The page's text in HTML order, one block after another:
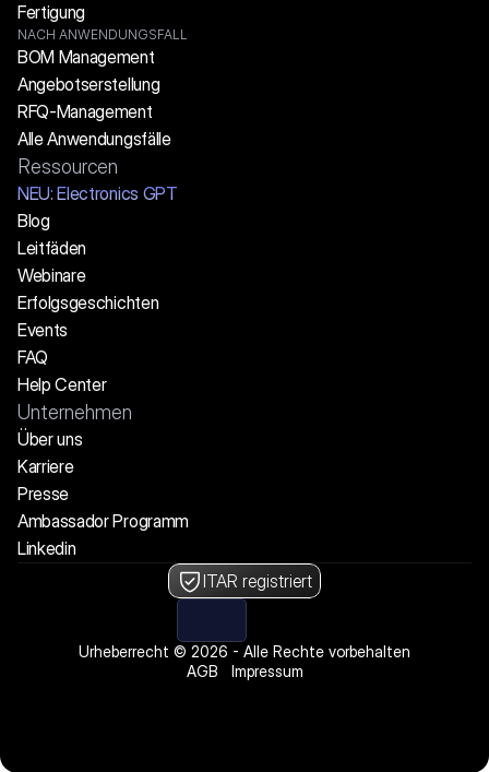
Fertigung
NACH ANWENDUNGSFALL
BOM Management
Angebotserstellung
RFQ-Management
Alle Anwendungsfälle
Ressourcen
NEU: Electronics GPT
Blog
Leitfäden
Webinare
Erfolgsgeschichten
Events
FAQ
Help Center
Unternehmen
Über uns
Karriere
Presse
Ambassador Programm
Linkedin
ITAR registriert
Urheberrecht © 2026 - Alle Rechte vorbehalten
AGB
Impressum